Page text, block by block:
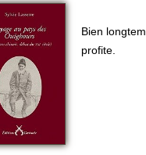
Bien
profite.